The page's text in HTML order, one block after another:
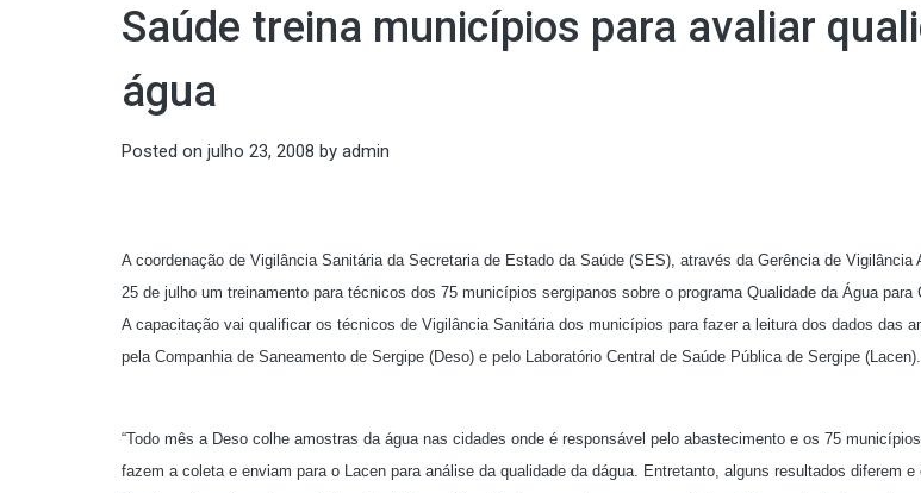
Saúde treina municípios para avaliar
água
Posted on julho 23, 2008 by admin
A coordenação de Vigilância Sanitária da Secretaria de Estado da Saúde (SES), através da Gerência de Vigilância
25 de julho um treinamento para técnicos dos 75 municípios sergipanos sobre o programa Qualidade da Água para
A capacitação vai qualificar os técnicos de Vigilância Sanitária dos municípios para fazer a leitura dos dados das
pela Companhia de Saneamento de Sergipe (Deso) e pelo Laboratório Central de Saúde Pública de Sergipe (Lacen).
“Todo mês a Deso colhe amostras da água nas cidades onde é responsável pelo abastecimento e os 75
fazem a coleta e enviam para o Lacen para análise da qualidade da dágua. Entretanto, alguns resultados diferem